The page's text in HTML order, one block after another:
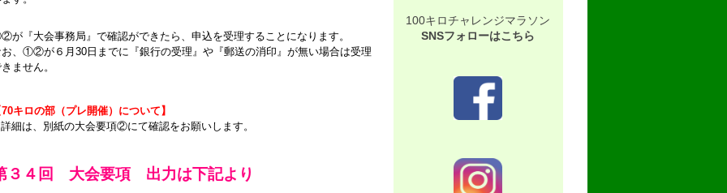
が『大会事務局』で確認ができたら、申込を受理することになります。
、①②が６月30日までに『銀行の受理』や『郵送の消印』が無い場合は受理
ません。
70キロの部（プレ開催）について】
細は、別紙の大会要項②にて確認をお願いします。
３４回 大会要項 出力は下記より
100キロチャレンジマラソン
SNSフォローはこちら